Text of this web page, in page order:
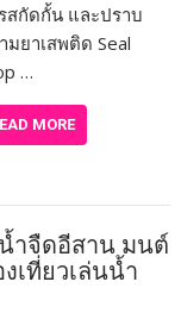
สกัดกั้น และปราบ
มยาเสพติด Seal
…
MORE
ำจืดอีสาน มนต์
เที่ยวเล่นน้ำ